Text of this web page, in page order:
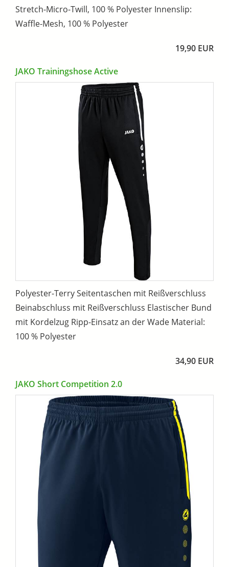
Stretch-Micro-Twill, 100 % Polyester Innenslip:
Waffle-Mesh, 100 % Polyester
19,90 EUR
JAKO Trainingshose Active
Polyester-Terry Seitentaschen mit Reißverschluss
Beinabschluss mit Reißverschluss Elastischer Bund
mit Kordelzug Ripp-Einsatz an der Wade Material:
100 % Polyester
34,90 EUR
JAKO Short Competition 2.0